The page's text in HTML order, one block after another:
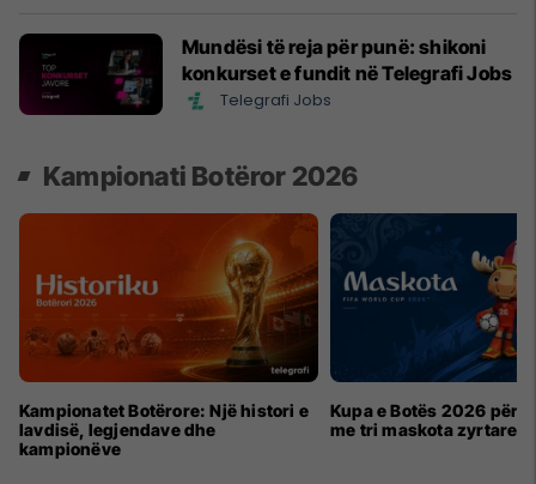
Mundësi të reja për punë: shikoni
konkurset e fundit në Telegrafi Jobs
Telegrafi Jobs
Kampionati Botëror 2026
Kampionatet Botërore: Një histori e
lavdisë, legjendave dhe
kampionëve
Kupa e Botës 2026 për
me tri maskota zyrtare